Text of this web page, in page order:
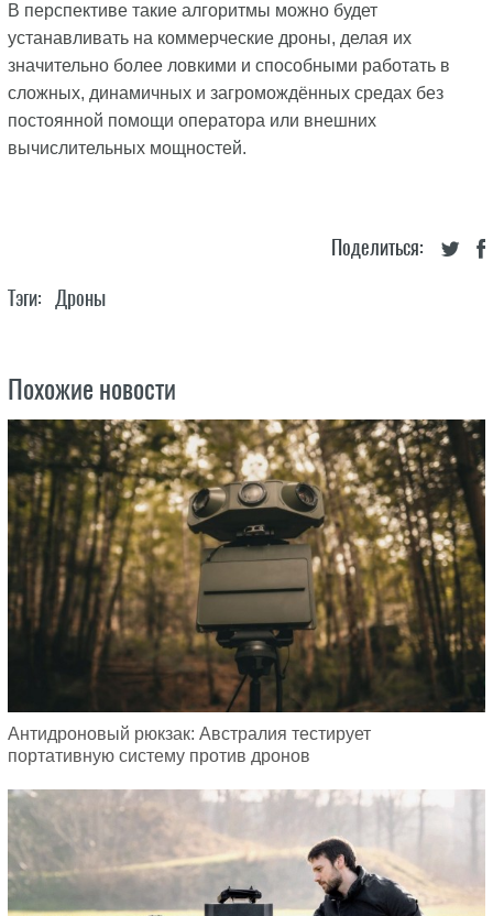
В перспективе такие алгоритмы можно будет
устанавливать на коммерческие дроны, делая их
значительно более ловкими и способными работать в
сложных, динамичных и загромождённых средах без
постоянной помощи оператора или внешних
вычислительных мощностей.
Поделиться:
Тэги: Дроны
Похожие новости
Антидроновый рюкзак: Австралия тестирует
портативную систему против дронов